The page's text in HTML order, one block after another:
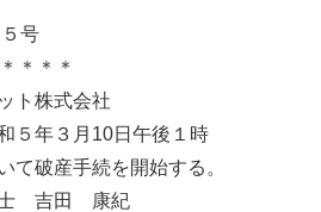
号
＊＊＊
ト株式会社
年３月10日午後１時
破産手続を開始する。
吉田 康紀